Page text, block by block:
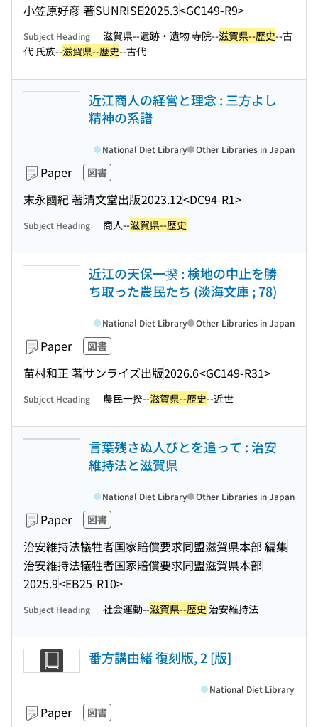
小笠原好彦 著SUNRISE2025.3<GC149-R9>
Subject Heading 滋賀県--遺跡・遺物 寺院--滋賀県--歴史--古
代 氏族--滋賀県--歴史--古代
近江商人の経営と理念 : 三方よし
精神の系譜
Paper 図書
末永國紀 著清文堂出版2023.12<DC94-R1>
National Diet Library Other Libraries in Japan
Subject Heading 商人--滋賀県--歴史
近江の天保一揆 : 検地の中止を勝
ち取った農民たち (淡海文庫 ; 78)
Paper 図書
苗村和正 著サンライズ出版2026.6<GC149-R31>
National Diet Library Other Libraries in Japan
Subject Heading 農民一揆--滋賀県--歴史--近世
言葉残さぬ人びとを追って : 治安
維持法と滋賀県
Paper 図書
治安維持法犠牲者国家賠償要求同盟滋賀県本部 編集
治安維持法犠牲者国家賠償要求同盟滋賀県本部
2025.9<EB25-R10>
National Diet Library Other Libraries in Japan
Subject Heading 社会運動--滋賀県--歴史 治安維持法
番方講由緒 復刻版, 2 [版]
Paper 図書
National Diet Library